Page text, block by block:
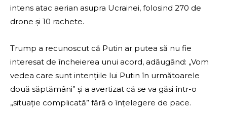
intens atac aerian asupra Ucrainei, folosind 270 de
drone și 10 rachete.
Trump a recunoscut că Putin ar putea să nu fie
interesat de încheierea unui acord, adăugând: „Vom
vedea care sunt intențiile lui Putin în următoarele
două săptămâni” și a avertizat că se va găsi într-o
„situație complicată” fără o înțelegere de pace.